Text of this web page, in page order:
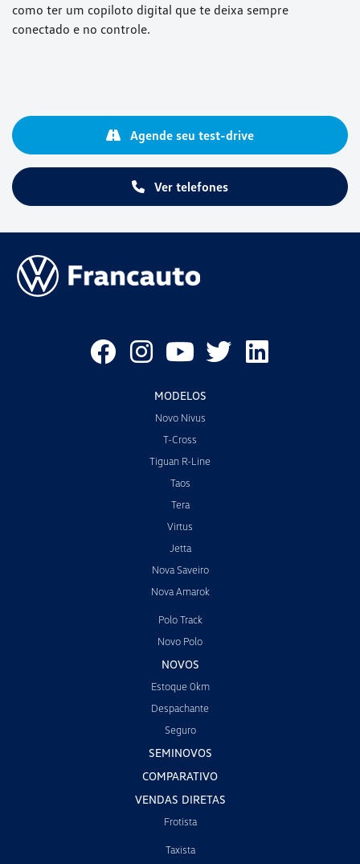
como ter um copiloto digital que te deixa sempre
conectado e no controle.
Ver telefones
Agende seu test-drive
MODELOS
Novo Nivus
T-Cross
Tiguan R-Line
Taos
Tera
Virtus
Jetta
Nova Saveiro
Nova Amarok
Polo Track
Novo Polo
NOVOS
Estoque 0km
Despachante
Seguro
SEMINOVOS
COMPARATIVO
VENDAS DIRETAS
Frotista
Taxista